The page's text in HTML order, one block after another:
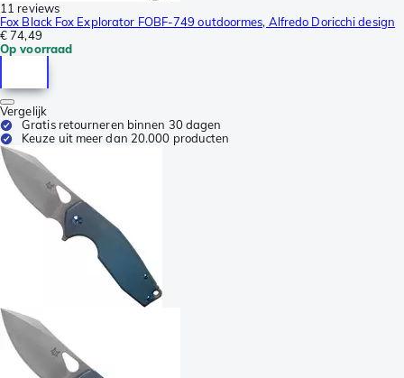
11 reviews
Fox Black Fox Explorator FOBF-749 outdoormes, Alfredo Doricchi design
€ 74,49
Op voorraad
Vergelijk
Gratis retourneren binnen 30 dagen
Keuze uit meer dan 20.000 producten